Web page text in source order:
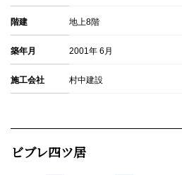
階建 地上8階
築年月 2001年 6月
施工会社 村中建設
ビブレ四ツ居